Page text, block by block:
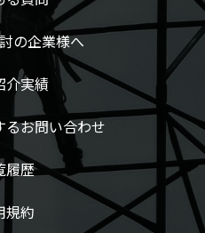
の企業様へ
介実績
るお問い合わせ
履歴
規約